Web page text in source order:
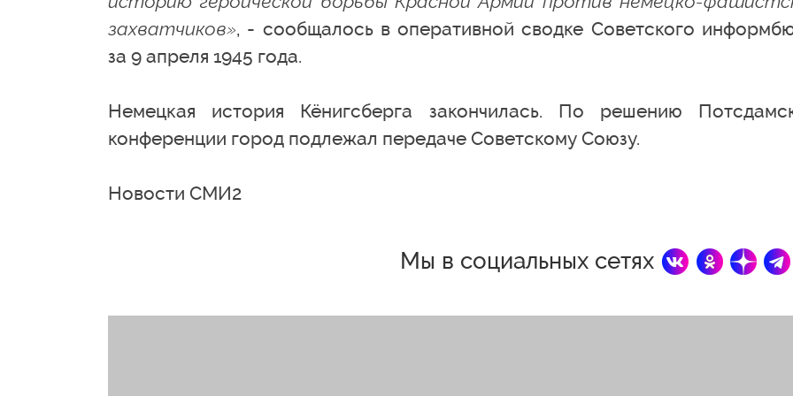
захватчиков», - сообщалось в оперативной сводке Советского
за 9 апреля 1945 года.
Немецкая история Кёнигсберга закончилась. По решению
конференции город подлежал передаче Советскому Союзу.
Новости СМИ2
Мы в социальных сетях